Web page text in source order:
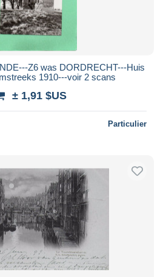
Z6 was DORDRECHT---Huis
1910---voir 2 scans
± 1,91 $US
Particulier